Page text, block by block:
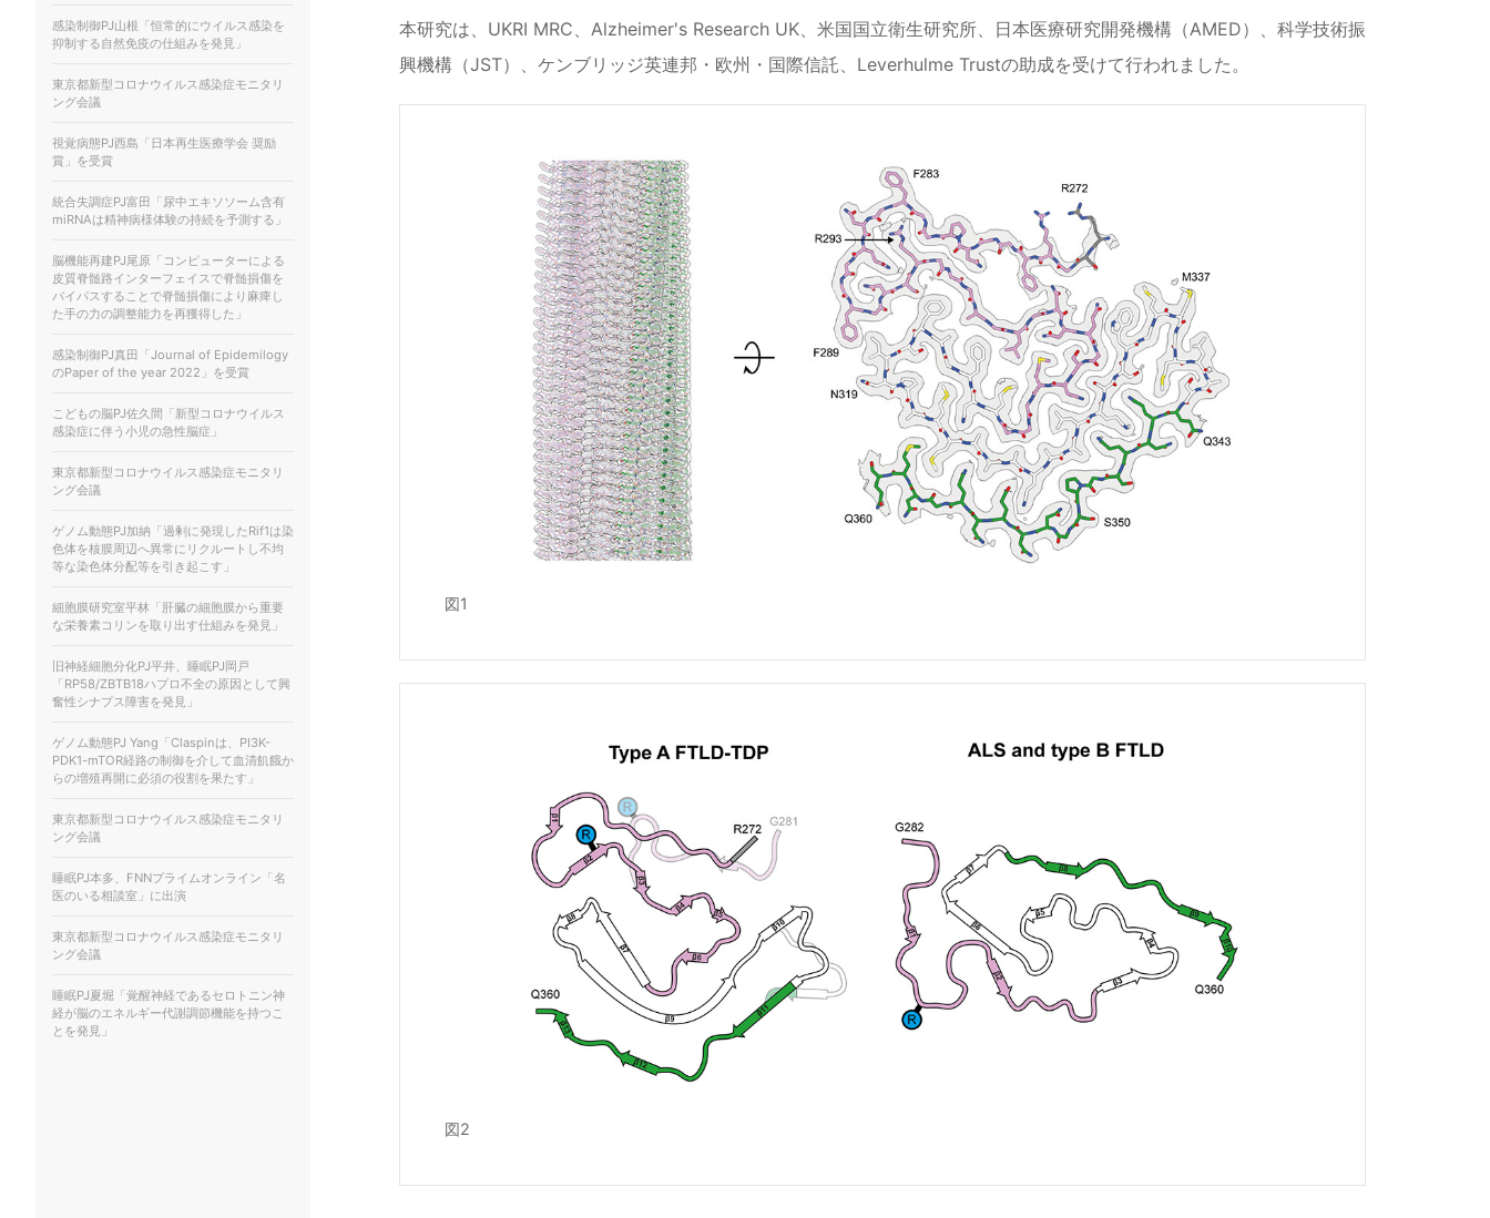
感染制御PJ山根「恒常的にウイルス感染を
抑制する自然免疫の仕組みを発見」
東京都新型コロナウイルス感染症モニタリ
ング会議
視覚病態PJ西島「日本再生医療学会 奨励
賞」を受賞
統合失調症PJ富田「尿中エキソソーム含有
miRNAは精神病様体験の持続を予測する」
脳機能再建PJ尾原「コンピューターによる
皮質脊髄路インターフェイスで脊髄損傷を
バイパスすることで脊髄損傷により麻痺し
た手の力の調整能力を再獲得した」
感染制御PJ真田「Journal of Epidemilogy
のPaper of the year 2022」を受賞
こどもの脳PJ佐久間「新型コロナウイルス
感染症に伴う小児の急性脳症」
東京都新型コロナウイルス感染症モニタリ
ング会議
ゲノム動態PJ加納「過剰に発現したRif1は染
色体を核膜周辺へ異常にリクルートし不均
等な染色体分配等を引き起こす」
細胞膜研究室平林「肝臓の細胞膜から重要
な栄養素コリンを取り出す仕組みを発見」
旧神経細胞分化PJ平井、睡眠PJ岡戸
「RP58/ZBTB18ハプロ不全の原因として興
奮性シナプス障害を発見」
ゲノム動態PJ Yang「Claspinは、PI3K-
PDK1-mTOR経路の制御を介して血清飢餓か
らの増殖再開に必須の役割を果たす」
東京都新型コロナウイルス感染症モニタリ
ング会議
睡眠PJ本多、FNNプライムオンライン「名
医のいる相談室」に出演
東京都新型コロナウイルス感染症モニタリ
ング会議
睡眠PJ夏堀「覚醒神経であるセロトニン神
経が脳のエネルギー代謝調節機能を持つこ
とを発見」
本研究は、UKRI MRC、Alzheimer's Research UK、米国国立衛生研究所、日本医療研究開発機構（AMED）、科学技術振
興機構（JST）、ケンブリッジ英連邦・欧州・国際信託、Leverhulme Trustの助成を受けて行われました。
図1
図2